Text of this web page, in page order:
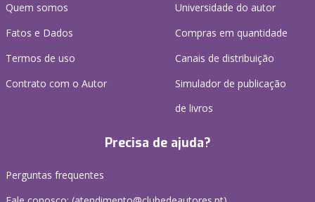
Quem somos
Fatos e Dados
Termos de uso
Contrato com o Autor
Universidade do autor
Compras em quantidade
Canais de distribuição
Simulador de publicação
de livros
Precisa de ajuda?
Perguntas frequentes